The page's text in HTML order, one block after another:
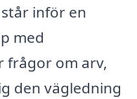
inför en
med
frågor om arv,
den vägledning